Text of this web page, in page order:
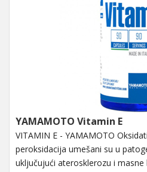
YAMAMOTO Vitamin E
VITAMIN E - YAMAMOTO
peroksidacija umešani su u
uključujući aterosklerozu i